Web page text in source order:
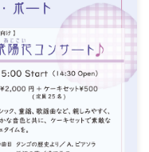
です。 すっかり春から
、色 […]